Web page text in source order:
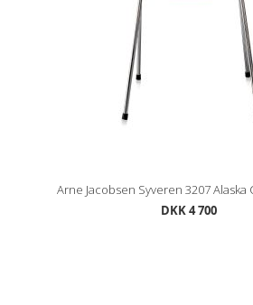
Arne Jacobsen Syveren 3207 Alaska
DKK 4 700